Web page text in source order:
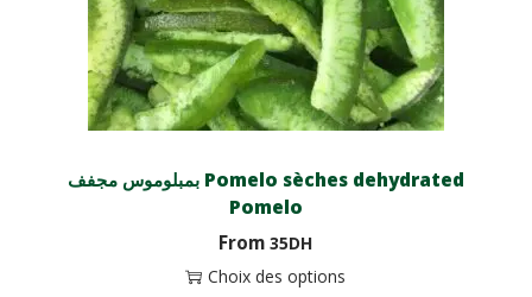
بمبلوموس مجفف Pomelo sèches dehydrated
Pomelo
From 35DH
Choix des options